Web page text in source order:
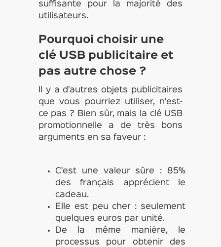
suffisante pour la majorité des
utilisateurs.
Pourquoi choisir une
clé USB publicitaire et
pas autre chose ?
Il y a d’autres objets publicitaires
que vous pourriez utiliser, n’est-
ce pas ? Bien sûr, mais la clé USB
promotionnelle a de très bons
arguments en sa faveur :
C’est une valeur sûre : 85%
des français apprécient le
cadeau.
Elle est peu cher : seulement
quelques euros par unité.
De la même manière, le
processus pour obtenir des